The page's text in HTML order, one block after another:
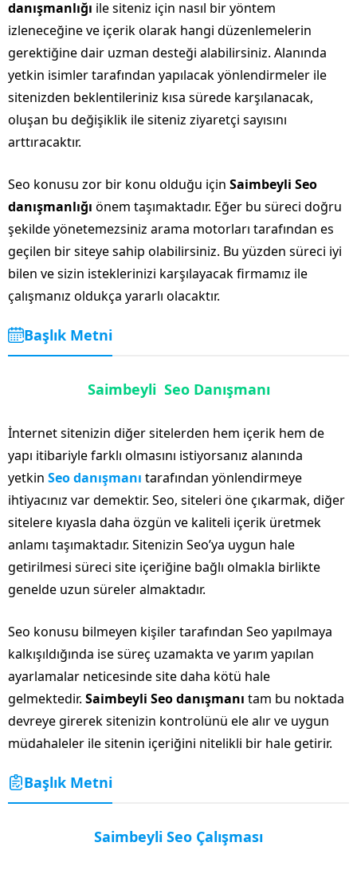
danışmanlığı ile siteniz için nasıl bir yöntem
izleneceğine ve içerik olarak hangi düzenlemelerin
gerektiğine dair uzman desteği alabilirsiniz. Alanında
yetkin isimler tarafından yapılacak yönlendirmeler ile
sitenizden beklentileriniz kısa sürede karşılanacak,
oluşan bu değişiklik ile siteniz ziyaretçi sayısını
arttıracaktır.
Seo konusu zor bir konu olduğu için Saimbeyli Seo
danışmanlığı önem taşımaktadır. Eğer bu süreci doğru
şekilde yönetemezsiniz arama motorları tarafından es
geçilen bir siteye sahip olabilirsiniz. Bu yüzden süreci iyi
bilen ve sizin isteklerinizi karşılayacak firmamız ile
çalışmanız oldukça yararlı olacaktır.
Başlık Metni
Saimbeyli Seo Danışmanı
İnternet sitenizin diğer sitelerden hem içerik hem de
yapı itibariyle farklı olmasını istiyorsanız alanında
yetkin Seo danışmanı tarafından yönlendirmeye
ihtiyacınız var demektir. Seo, siteleri öne çıkarmak, diğer
sitelere kıyasla daha özgün ve kaliteli içerik üretmek
anlamı taşımaktadır. Sitenizin Seo’ya uygun hale
getirilmesi süreci site içeriğine bağlı olmakla birlikte
genelde uzun süreler almaktadır.
Seo konusu bilmeyen kişiler tarafından Seo yapılmaya
kalkışıldığında ise süreç uzamakta ve yarım yapılan
ayarlamalar neticesinde site daha kötü hale
gelmektedir. Saimbeyli Seo danışmanı tam bu noktada
devreye girerek sitenizin kontrolünü ele alır ve uygun
müdahaleler ile sitenin içeriğini nitelikli bir hale getirir.
Başlık Metni
Saimbeyli Seo Çalışması